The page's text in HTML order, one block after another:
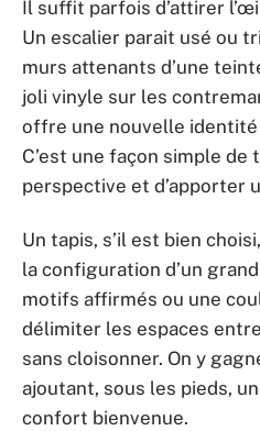
Il suffit parfois d’attirer
Un escalier parait usé ou
murs attenants d’une
joli vinyle sur les
offre une nouvelle
C’est une façon simple
perspective et d’apporter
Un tapis, s’il est bien
la configuration d’un
motifs affirmés ou une
délimiter les espaces
sans cloisonner. On y
ajoutant, sous les pieds,
confort bienvenue.